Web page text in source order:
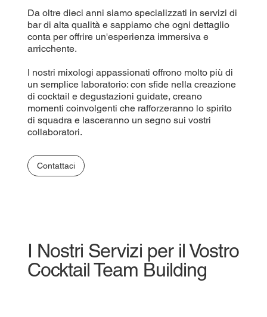
Da oltre dieci anni siamo specializzati in servizi di
bar di alta qualità e sappiamo che ogni dettaglio
conta per offrire un'esperienza immersiva e
arricchente.
I nostri mixologi appassionati offrono molto più di
un semplice laboratorio: con sfide nella creazione
di cocktail e degustazioni guidate, creano
momenti coinvolgenti che rafforzeranno lo spirito
di squadra e lasceranno un segno sui vostri
collaboratori.
Contattaci
I Nostri Servizi per il Vostro
Cocktail Team Building